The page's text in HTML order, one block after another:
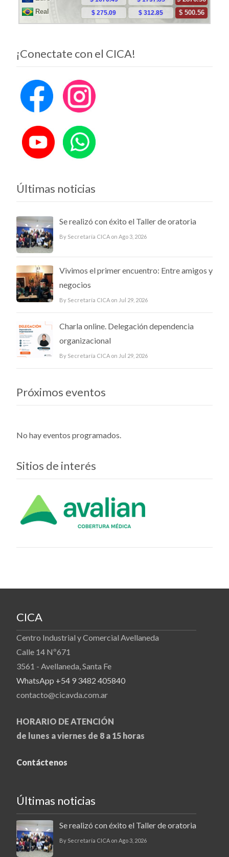
¡Conectate con el CICA!
Últimas noticias
Se realizó con éxito el Taller de oratoria
By Secretaría CICA on Ago 3, 2026
Vivimos el primer encuentro: Entre amigos y
negocios
By Secretaría CICA on Jul 29, 2026
Charla online. Delegación dependencia
organizacional
By Secretaría CICA on Jul 29, 2026
Próximos eventos
No hay eventos programados.
Sitios de interés
CICA
Centro Industrial y Comercial Avellaneda
Calle 14 Nº671
3561 - Avellaneda, Santa Fe
WhatsApp +54 9 3482 405840
contacto@cicavda.com.ar
HORARIO DE ATENCIÓN
de lunes a viernes de 8 a 15 horas
Contáctenos
Últimas noticias
Se realizó con éxito el Taller de oratoria
By Secretaría CICA on Ago 3, 2026